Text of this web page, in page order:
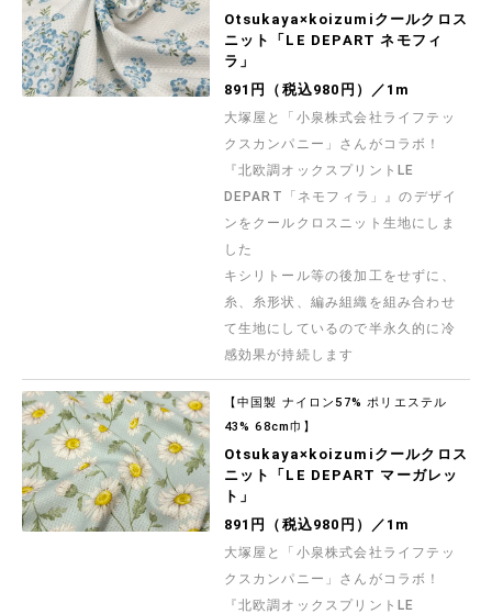
Otsukaya×koizumiクールクロス
ニット「LE DEPART ネモフィ
ラ」
891円（税込980円）／1m
大塚屋と「小泉株式会社ライフテッ
クスカンパニー」さんがコラボ！
『北欧調オックスプリントLE
DEPART「ネモフィラ」』のデザイ
ンをクールクロスニット生地にしま
した
キシリトール等の後加工をせずに、
糸、糸形状、編み組織を組み合わせ
て生地にしているので半永久的に冷
感効果が持続します
【中国製 ナイロン57% ポリエステル
43% 68cm巾】
Otsukaya×koizumiクールクロス
ニット「LE DEPART マーガレッ
ト」
891円（税込980円）／1m
大塚屋と「小泉株式会社ライフテッ
クスカンパニー」さんがコラボ！
『北欧調オックスプリントLE